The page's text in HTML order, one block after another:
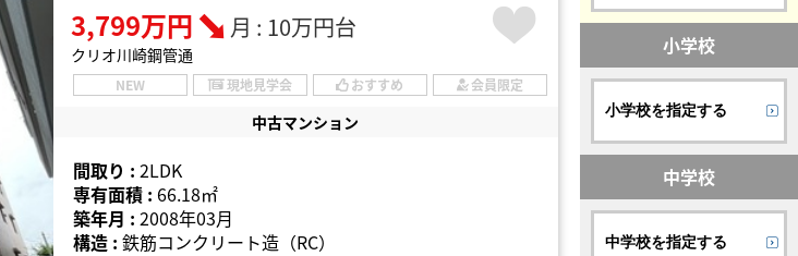
3,799万円 月 : 10万円台
クリオ川崎鋼管通
NEW 現地見学会 おすすめ 会員限定
中古マンション
間取り : 2LDK
専有面積 : 66.18㎡
築年月 : 2008年03月
構造 : 鉄筋コンクリート造（RC）
小学校
小学校を指定する
中学校
中学校を指定する